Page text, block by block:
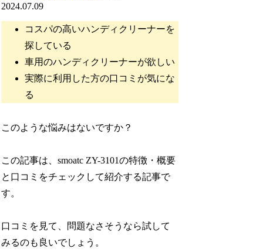
2024.07.09
コスパの高いハンディクリーナーを
探している
車用のハンディクリーナーが欲しい
実際に利用した方の口コミが気にな
る
このような悩みはないですか？
この記事は、smoatc ZY-3101の特徴・概要
と口コミをチェックして紹介する記事で
す。
口コミを見て、問題なさそうなら試して
みるのも良いでしょう。